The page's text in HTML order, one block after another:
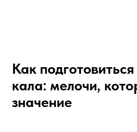
Как
кала: мелочи,
значение